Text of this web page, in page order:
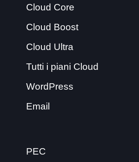
Cloud Core
Cloud Boost
Cloud Ultra
Tutti i piani Cloud
WordPress
Email
PEC